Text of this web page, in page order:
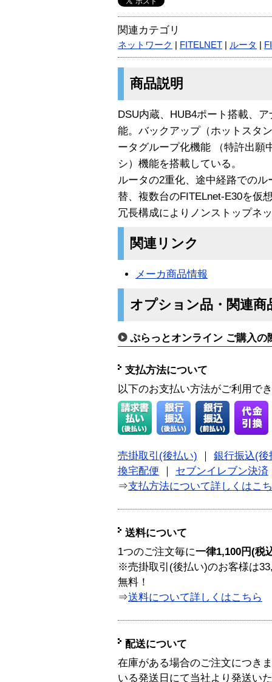
関連カテゴリ
ネットワーク FITELNET ルータ
商品説明
DSU内蔵、HUB4ポート搭載、
能。バックアップ（ホットスタ
ータグループ化機能 （特許出願
シ）機能を搭載している。
ルータの2重化、途中経路での
替、複数台のFITELnet-E30を仮
冗長構成によりノンストップネ
関連リンク
メーカ商品情報
オプション品・関連商
ぷらっとオンライン ご購入の
支払方法について
以下のお支払い方法がご利用で
売掛取引(後払い)
銀行振込(後
換宅配便
セブンイレブン決済
⇒支払方法について詳しくはこ
送料について
1つのご注文毎に一律1,100円(税
※売掛取引(後払い)のお客様は
無料！
⇒送料について詳しくはこちら
配送について
在庫がある場合のご注文につき
いる発送日にて当社より発送い